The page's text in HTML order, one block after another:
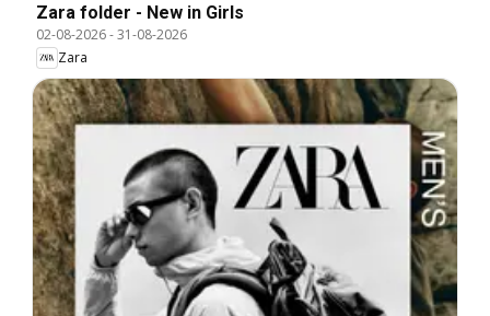
Zara folder - New in Girls
02-08-2026-31-08-2026
Zara